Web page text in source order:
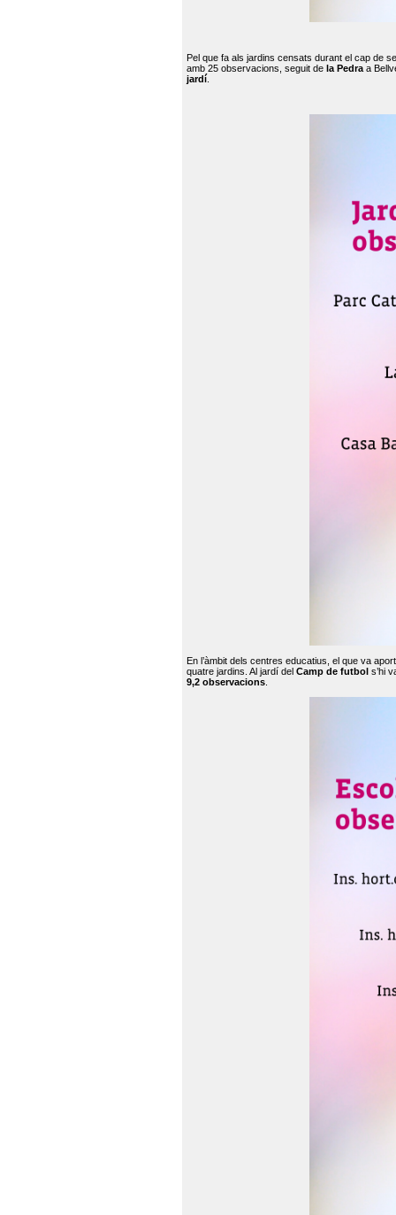
Pel que fa als jardins censats durant el cap de
amb 25 observacions, seguit de la Pedra a
jardí
En l’àmbit dels centres educatius, el que va
quatre jardins. Al jardí del Camp de futbol s’hi
9,2 observacions